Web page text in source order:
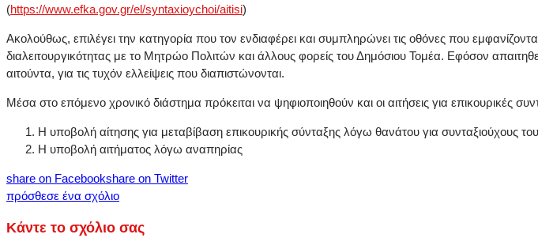
(https://www.efka.gov.gr/el/syntaxioychoi/aitisi)
Ακολούθως, επιλέγει την κατηγορία που τον ενδιαφέρει και συμπληρώνει τις οθόνες που
διαλειτουργικότητας με το Μητρώο Πολιτών και άλλους φορείς του Δημόσιου Τομέα. Εφόσον
αιτούντα, για τις τυχόν ελλείψεις που διαπιστώνονται.
Μέσα στο επόμενο χρονικό διάστημα πρόκειται να ψηφιοποιηθούν και οι αιτήσεις για επικουρικές
Η υποβολή αίτησης για μεταβίβαση επικουρικής σύνταξης λόγω θανάτου για συνταξιούχους
Η υποβολή αιτήματος λόγω αναπηρίας
share on Facebookshare on Twitter
πρόσθεσε ένα σχόλιο
Κάντε το σχόλιο σας